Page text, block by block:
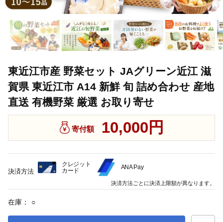
東近江市産 野菜セット JAグリーン近江 滋
賀県 東近江市 A14 新鮮 旬 詰め合わせ 産地
直送 有機野菜 厳選 お取り寄せ
寄付額 10,000円
在庫： ○
決済方法
クレジット
カード
ANA Pay
決済方法ごとに決済上限額が異なります。